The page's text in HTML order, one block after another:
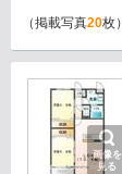
（掲載写真20枚）
画像を
見る